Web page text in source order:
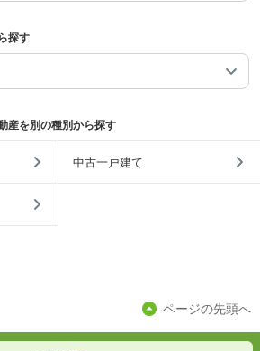
探す
産を別の種別から探す
中古一戸建て
ページの先頭へ